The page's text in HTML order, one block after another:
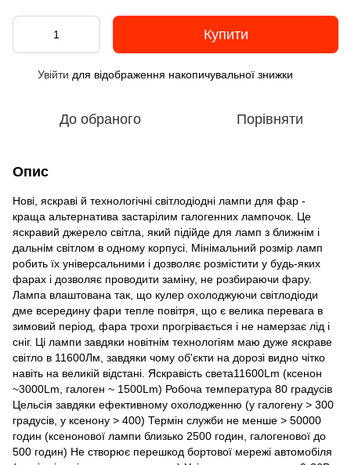
Купити
Увійти для відображення накопичувальної знижки
До обраного Порівняти
Опис
Нові, яскраві й технологічні світлодіодні лампи для фар -
краща альтернатива застарілим галогенних лампочок. Це
яскравий джерело світла, який підійде для ламп з ближнім і
дальнім світлом в одному корпусі. Мінімальний розмір ламп
робить їх універсальними і дозволяє розмістити у будь-яких
фарах і дозволяє проводити заміну, не розбираючи фару.
Лампа влаштована так, що кулер охолоджуючи світлодіоди
дме всередину фари тепле повітря, що є велика перевага в
зимовий період, фара трохи прогрівається і не намерзає лід і
сніг. Ці лампи завдяки новітнім технологіям маю дуже яскраве
світло в 11600Лм, завдяки чому об'єкти на дорозі видно чітко
навіть на великій відстані. Яскравість света11600Lm (ксенон
~3000Lm, галоген ~ 1500Lm) Робоча температура 80 градусів
Цельсія завдяки ефективному охолодженню (у галогену > 300
градусів, у ксенону > 400) Термін служби не менше > 50000
годин (ксенонової лампи близько 2500 годин, галогенової до
500 годин) Не створює перешкод бортової мережі автомобіля